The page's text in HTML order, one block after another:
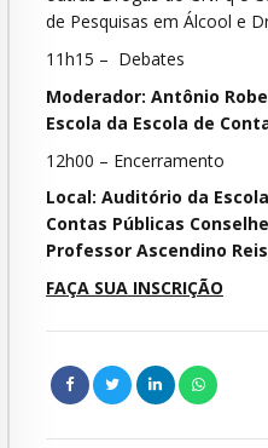
de Pesquisas em Álcool e
11h15 – Debates
Moderador: Antônio
Escola da Escola de
12h00 – Encerramento
Local: Auditório da
Contas Públicas
Professor Ascendino
FAÇA SUA INSCRIÇÃO